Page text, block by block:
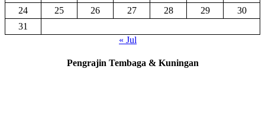
24
25 26 27 28 29
30
31
« Jul
Pengrajin Tembaga & Kuningan